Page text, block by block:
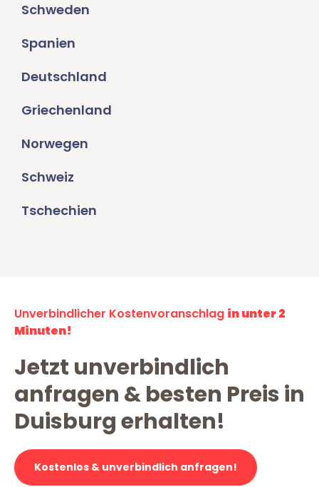
Schweden
Spanien
Deutschland
Griechenland
Norwegen
Schweiz
Tschechien
Unverbindlicher Kostenvoranschlag in unter 2
Minuten!
Jetzt unverbindlich
anfragen & besten Preis in
Duisburg erhalten!
Kostenlos & unverbindlich anfragen!